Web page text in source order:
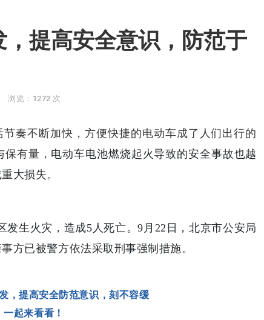
提高安全意识，防范于
浏览：1272 次
奏不断加快，方便快捷的电动车成了人们出行的
有量， 电动车电池燃烧起火导致的安全事故也越
大损失。
发生火灾，造成5人死亡。9月22日，北京市公安局
方已被警方依法采取刑事强制措施。
，提高安全防范意识，刻不容缓
一起来看看！